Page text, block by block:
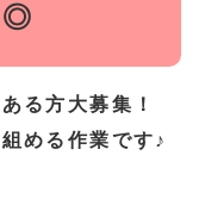
◎
る方大募集！
める作業です♪